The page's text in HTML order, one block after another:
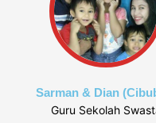
Sarman & Dian
Guru Sekolah